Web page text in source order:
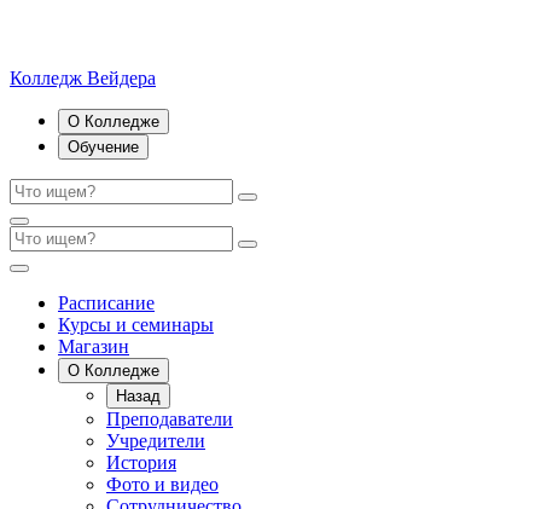
Колледж Вейдера
О Колледже
Обучение
Расписание
Курсы и семинары
Магазин
О Колледже
Назад
Преподаватели
Учредители
История
Фото и видео